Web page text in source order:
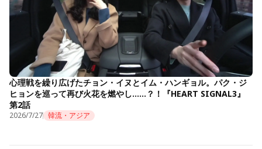
心理戦を繰り広げたチョン・イヌとイム・ハンギョル。パク・ジ
ヒョンを巡って再び火花を燃やし……？！『HEART SIGNAL3』
第2話
2026/7/27 韓流・アジア